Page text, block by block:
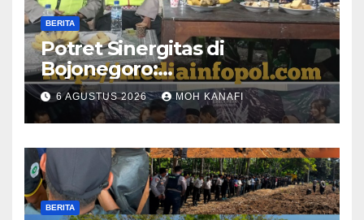
BERITA
​Potret Sinergitas di
Bojonegoro:
Bhabinkamtibmas dan
Babinsa Hadir Lecehkan
Sekat, Amankan Pesta
Warga
6 AGUSTUS 2026 MOH KANAFI
BERITA